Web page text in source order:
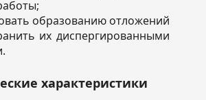
образованию отложений
их диспергированными
характеристики